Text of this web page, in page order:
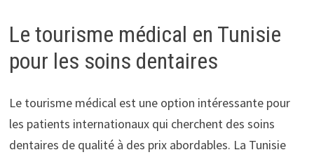
Le tourisme médical en Tunisie
pour les soins dentaires
Le tourisme médical est une option intéressante pour
les patients internationaux qui cherchent des soins
dentaires de qualité à des prix abordables. La Tunisie